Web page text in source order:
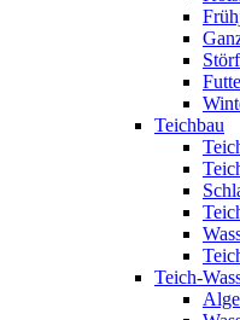
Teichbau
Teich-